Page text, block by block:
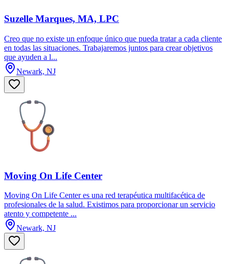
Suzelle Marques, MA, LPC
Creo que no existe un enfoque único que pueda tratar a cada cliente
en todas las situaciones. Trabajaremos juntos para crear objetivos
que ayuden a l...
Newark, NJ
Moving On Life Center
Moving On Life Center es una red terapéutica multifacética de
profesionales de la salud. Existimos para proporcionar un servicio
atento y competente ...
Newark, NJ